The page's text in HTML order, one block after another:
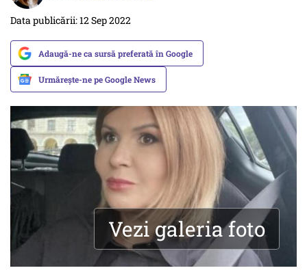
Data publicării: 12 Sep 2022
Adaugă-ne ca sursă preferată în Google
Urmărește-ne pe Google News
Vezi galeria foto